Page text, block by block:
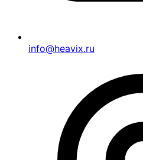
info@heavix.ru